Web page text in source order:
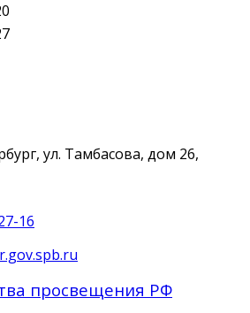
ул. Тамбасова, дом 26,
16
просвещения РФ